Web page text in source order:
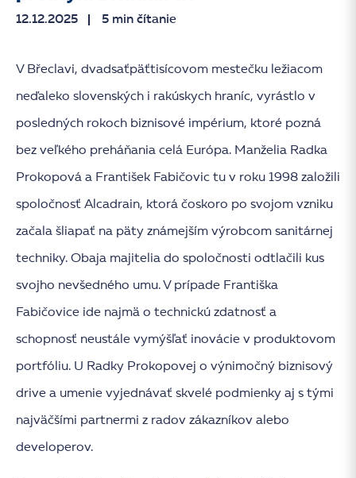
12.12.2025 5 min čítanie
V Břeclavi, dvadsaťpäťtisícovom mestečku ležiacom
neďaleko slovenských i rakúskych hraníc, vyrástlo v
posledných rokoch biznisové impérium, ktoré pozná
bez veľkého preháňania celá Európa. Manželia Radka
Prokopová a František Fabičovic tu v roku 1998 založili
spoločnosť Alcadrain, ktorá čoskoro po svojom vzniku
začala šliapať na päty známejším výrobcom sanitárnej
techniky. Obaja majitelia do spoločnosti odtlačili kus
svojho nevšedného umu. V prípade Františka
Fabičovice ide najmä o technickú zdatnosť a
schopnosť neustále vymýšľať inovácie v produktovom
portfóliu. U Radky Prokopovej o výnimočný biznisový
drive a umenie vyjednávať skvelé podmienky aj s tými
najväčšími partnermi z radov zákazníkov alebo
developerov.